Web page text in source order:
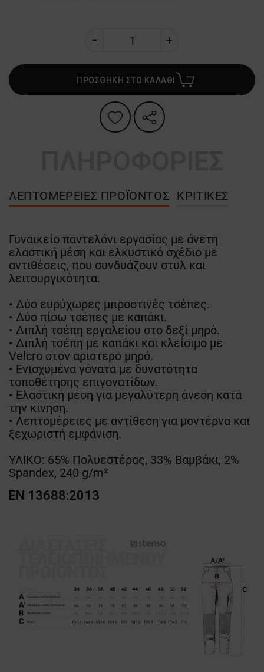
ΠΡΟΣΘΗΚΗ ΣΤΟ ΚΑΛΑΘΙ
ΛΕΠΤΟΜΈΡΕΙΕΣ ΠΡΟΪΌΝΤΟΣ ΚΡΙΤΙΚΈΣ
Γυναικείο παντελόνι εργασίας με άνετη
ελαστική μέση και ελκυστικό σχέδιο με
αντιθέσεις, που συνδυάζουν στυλ και
λειτουργικότητα.
• Δύο ευρύχωρες μπροστινές τσέπες.
• Δύο πίσω τσέπες με καπάκι.
• Διπλή τσέπη εργαλείου στο δεξί μηρό.
• Διπλή τσέπη με καπάκι και κλείσιμο με
Velcro στον αριστερό μηρό.
• Ενισχυμένα γόνατα με δυνατότητα
τοποθέτησης επιγονατίδων.
• Ελαστική μέση για μεγαλύτερη άνεση κατά
την κίνηση.
• Λεπτομέρειες με αντίθεση για μοντέρνα και
ξεχωριστή εμφάνιση.
ΥΛΙΚΟ: 65% Πολυεστέρας, 33% Βαμβάκι, 2%
Spandex, 240 g/m²
EN 13688:2013